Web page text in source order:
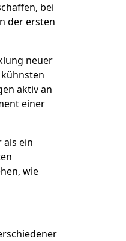
bei
der ersten
neuer
aktiv an
einer
als ein
wie